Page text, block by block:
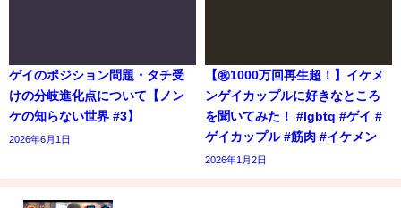
ゲイのポジション問題・タチ受
けの分岐進化点について【ノン
ケの知らない世界 #3】
2026年6月1日
【㊗️1000万回再生超！】イケメ
ンゲイカップルに好きなところ
を聞いてみた！ #lgbtq #ゲイ #
ゲイカップル #筋肉 #イケメン
2026年1月2日